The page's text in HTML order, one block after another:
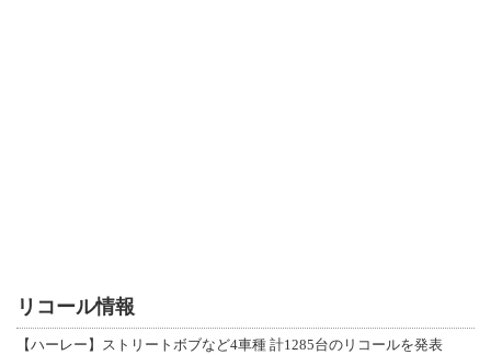
リコール情報
【ハーレー】ストリートボブなど4車種 計1285台のリコールを発表